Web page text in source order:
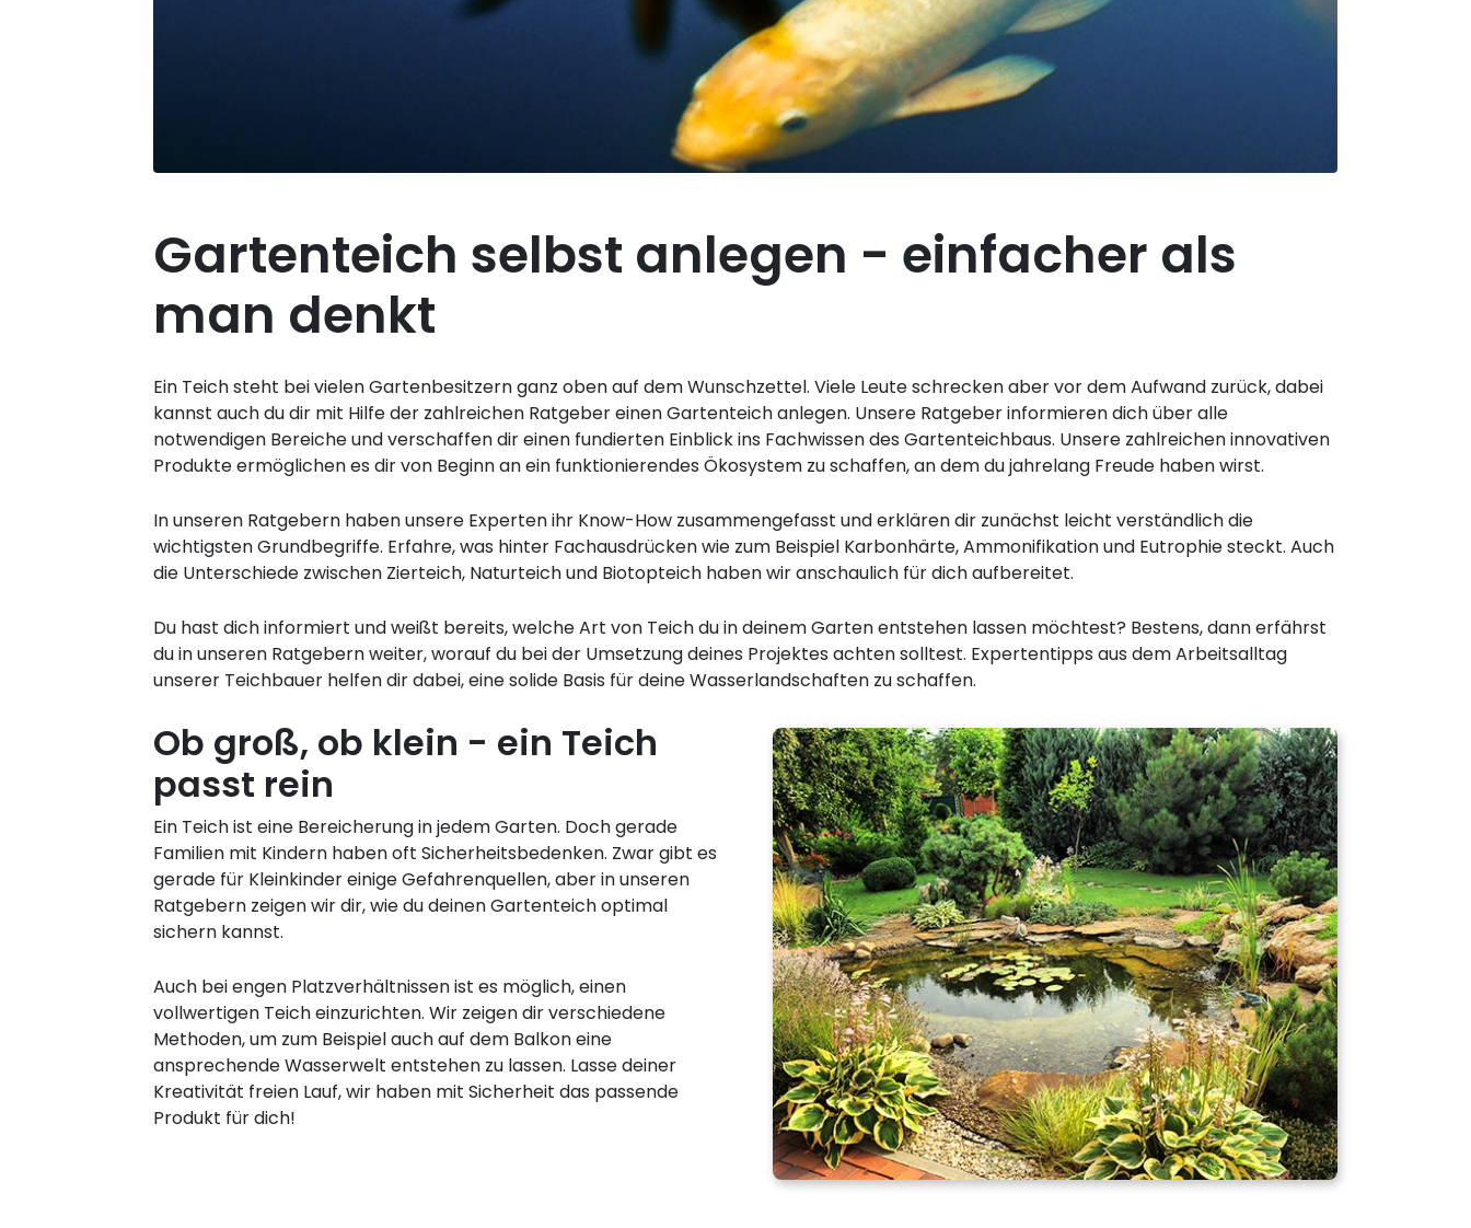
Gartenteich selbst anlegen - einfacher als
man denkt
Ein Teich steht bei vielen Gartenbesitzern ganz oben auf dem Wunschzettel. Viele Leute schrecken aber vor dem Aufwand zurück, dabei
kannst auch du dir mit Hilfe der zahlreichen Ratgeber einen Gartenteich anlegen. Unsere Ratgeber informieren dich über alle
notwendigen Bereiche und verschaffen dir einen fundierten Einblick ins Fachwissen des Gartenteichbaus. Unsere zahlreichen innovativen
Produkte ermöglichen es dir von Beginn an ein funktionierendes Ökosystem zu schaffen, an dem du jahrelang Freude haben wirst.
In unseren Ratgebern haben unsere Experten ihr Know-How zusammengefasst und erklären dir zunächst leicht verständlich die
wichtigsten Grundbegriffe. Erfahre, was hinter Fachausdrücken wie zum Beispiel Karbonhärte, Ammonifikation und Eutrophie steckt. Auch
die Unterschiede zwischen Zierteich, Naturteich und Biotopteich haben wir anschaulich für dich aufbereitet.
Du hast dich informiert und weißt bereits, welche Art von Teich du in deinem Garten entstehen lassen möchtest? Bestens, dann erfährst
du in unseren Ratgebern weiter, worauf du bei der Umsetzung deines Projektes achten solltest. Expertentipps aus dem Arbeitsalltag
unserer Teichbauer helfen dir dabei, eine solide Basis für deine Wasserlandschaften zu schaffen.
Ob groß, ob klein - ein Teich
passt rein
Ein Teich ist eine Bereicherung in jedem Garten. Doch gerade
Familien mit Kindern haben oft Sicherheitsbedenken. Zwar gibt es
gerade für Kleinkinder einige Gefahrenquellen, aber in unseren
Ratgebern zeigen wir dir, wie du deinen Gartenteich optimal
sichern kannst.
Auch bei engen Platzverhältnissen ist es möglich, einen
vollwertigen Teich einzurichten. Wir zeigen dir verschiedene
Methoden, um zum Beispiel auch auf dem Balkon eine
ansprechende Wasserwelt entstehen zu lassen. Lasse deiner
Kreativität freien Lauf, wir haben mit Sicherheit das passende
Produkt für dich!